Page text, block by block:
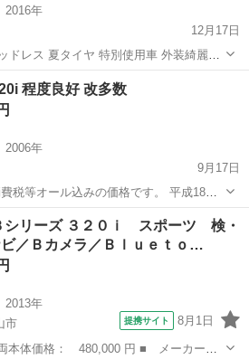
2016年
12月17日
ドレス 夏タイヤ 特別使用車 外装綺麗で
綺麗です
3シリーズ スタッドレス
程度良好 改多数
2006年
9月17日
オール込みの価格です。 平成18年
コンディションです。 Mスポーツ
17インチアルミホイール （予備の、M...
3シリーズ 走行距離
シリーズ ３２０ｉ スポーツ 検・
ビ／Ｂカメラ／Ｂｌｕｅｔｏ…
2013年
市
提携サイト 8月1日